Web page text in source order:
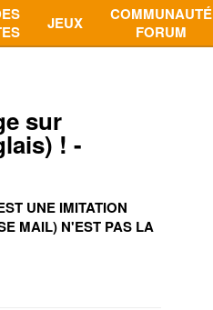
JEUX
COMMUNAUTÉ
FORUM
sur
! -
UNE IMITATION
MAIL) N'EST PAS LA